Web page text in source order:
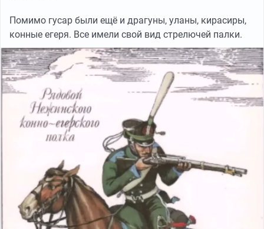
Помимо гусар были ещё и драгуны, уланы, кирасиры,
конные егеря. Все имели свой вид стрелючей палки.